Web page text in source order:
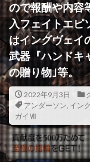
ので報酬や内容
入フェイトエピ
はイングヴェイ
武器『ハンドキ
の贈り物｣等。
2022年9月3日
アンダーソン, イン
ガイⅦ